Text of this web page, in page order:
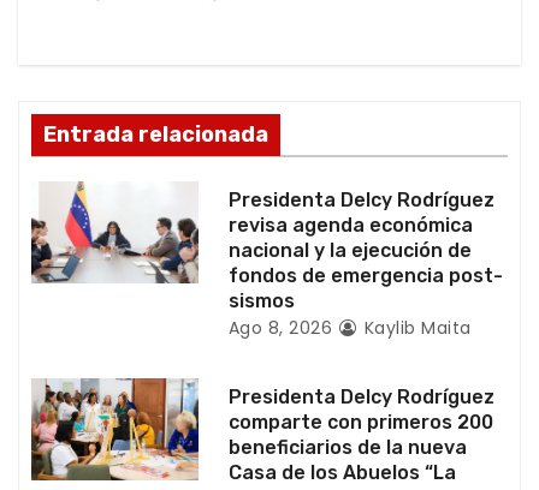
e
e
n
t
a
d
a
Entrada relacionada
Presidenta Delcy Rodríguez
revisa agenda económica
nacional y la ejecución de
fondos de emergencia post-
sismos
Ago 8, 2026 Kaylib Maita
Presidenta Delcy Rodríguez
comparte con primeros 200
beneficiarios de la nueva
Casa de los Abuelos “La